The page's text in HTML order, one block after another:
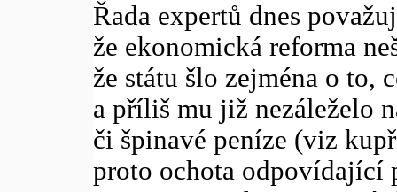
Řada expertů dnes
že ekonomická reforma
že státu šlo zejména o to,
a příliš mu již nezáleželo
či špinavé peníze (viz
proto ochota odpovídající